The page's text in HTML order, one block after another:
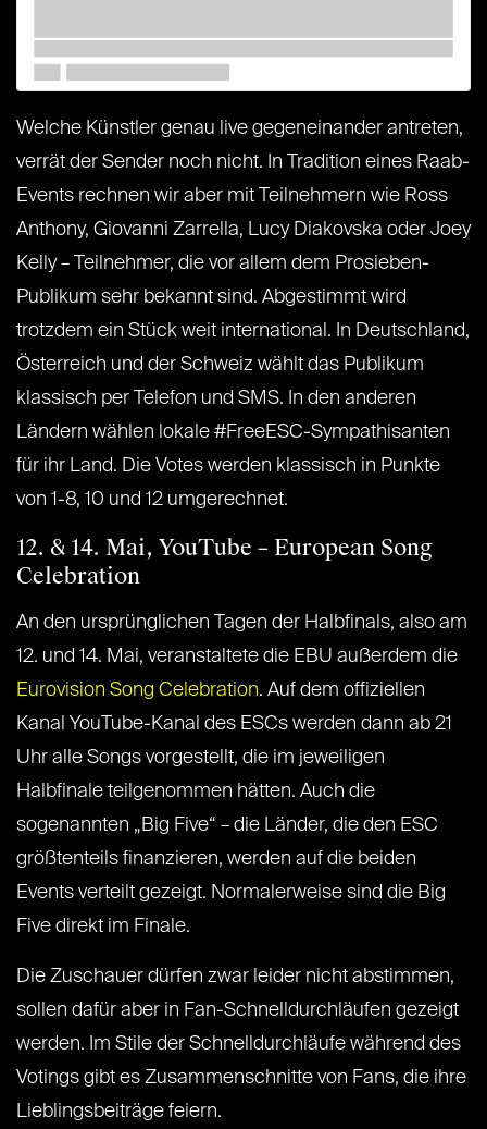
Welche Künstler genau live gegeneinander antreten,
verrät der Sender noch nicht. In Tradition eines Raab-
Events rechnen wir aber mit Teilnehmern wie Ross
Anthony, Giovanni Zarrella, Lucy Diakovska oder Joey
Kelly – Teilnehmer, die vor allem dem Prosieben-
Publikum sehr bekannt sind. Abgestimmt wird
trotzdem ein Stück weit international. In Deutschland,
Österreich und der Schweiz wählt das Publikum
klassisch per Telefon und SMS. In den anderen
Ländern wählen lokale #FreeESC-Sympathisanten
für ihr Land. Die Votes werden klassisch in Punkte
von 1-8, 10 und 12 umgerechnet.
12. & 14. Mai, YouTube – European Song
Celebration
An den ursprünglichen Tagen der Halbfinals, also am
12. und 14. Mai, veranstaltete die EBU außerdem die
Eurovision Song Celebration. Auf dem offiziellen
Kanal YouTube-Kanal des ESCs werden dann ab 21
Uhr alle Songs vorgestellt, die im jeweiligen
Halbfinale teilgenommen hätten. Auch die
sogenannten „Big Five“ – die Länder, die den ESC
größtenteils finanzieren, werden auf die beiden
Events verteilt gezeigt. Normalerweise sind die Big
Five direkt im Finale.
Die Zuschauer dürfen zwar leider nicht abstimmen,
sollen dafür aber in Fan-Schnelldurchläufen gezeigt
werden. Im Stile der Schnelldurchläufe während des
Votings gibt es Zusammenschnitte von Fans, die ihre
Lieblingsbeiträge feiern.